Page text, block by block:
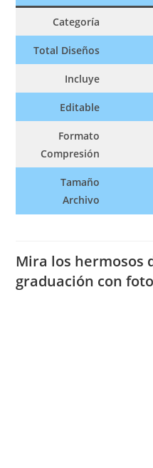
Categoría
Total Diseños
Incluye
Editable
Formato
Compresión
Tamaño
Archivo
Mira los hermosos
graduación con